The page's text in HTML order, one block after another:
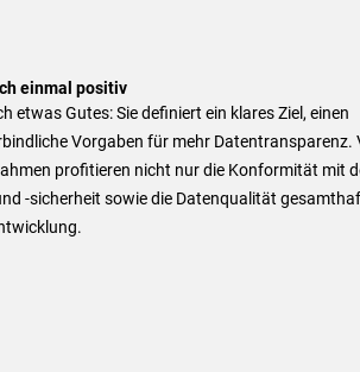
einmal positiv
etwas Gutes: Sie definiert ein klares Ziel, einen
Vorgaben für mehr Datentransparenz.
profitieren nicht nur die Konformität mit
-sicherheit sowie die Datenqualität